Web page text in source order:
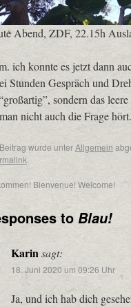
Abend, ZDF, 22.15h
ich konnte es jetzt dann
Stunden Gespräch und
sondern das
nicht auch die Frage hört.
wurde unterAllgemein
Bienvenue! Welcome!
to Blau!
Karinsagt:
18. Juni 2020 um 09:26 Uhr
Ja, und ich hab dich